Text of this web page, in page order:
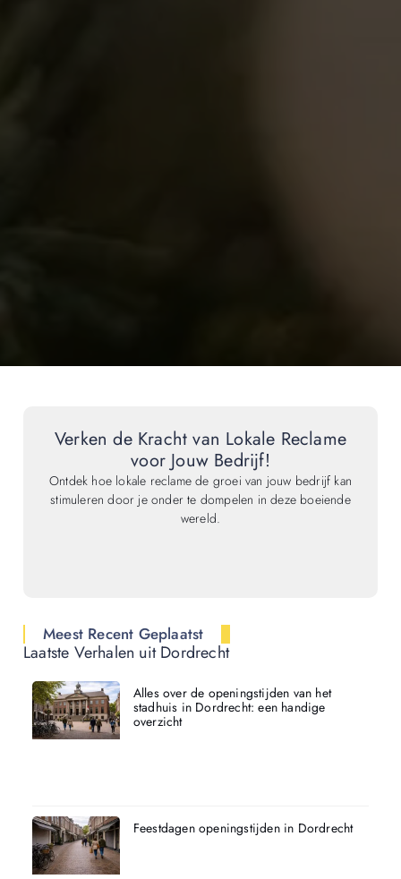
Verken de Kracht van Lokale Reclame
voor Jouw Bedrijf!
Ontdek hoe lokale reclame de groei van jouw bedrijf kan
stimuleren door je onder te dompelen in deze boeiende
wereld.
Meest Recent Geplaatst
Laatste Verhalen uit Dordrecht
Alles over de openingstijden van het
stadhuis in Dordrecht: een handige
overzicht
Feestdagen openingstijden in Dordrecht